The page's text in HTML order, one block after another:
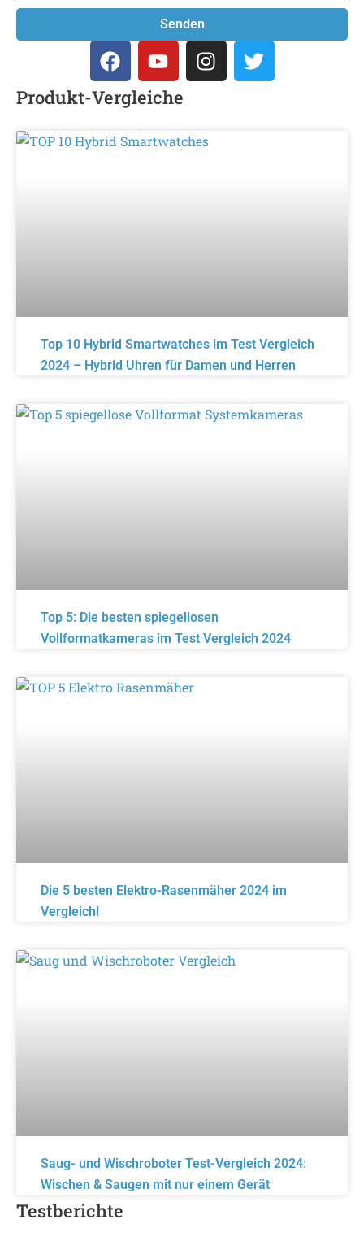
Senden
Produkt-Vergleiche
Top 10 Hybrid Smartwatches im Test Vergleich
2024 – Hybrid Uhren für Damen und Herren
Top 5: Die besten spiegellosen
Vollformatkameras im Test Vergleich 2024
Die 5 besten Elektro-Rasenmäher 2024 im
Vergleich!
Saug- und Wischroboter Test-Vergleich 2024:
Wischen & Saugen mit nur einem Gerät
Testberichte